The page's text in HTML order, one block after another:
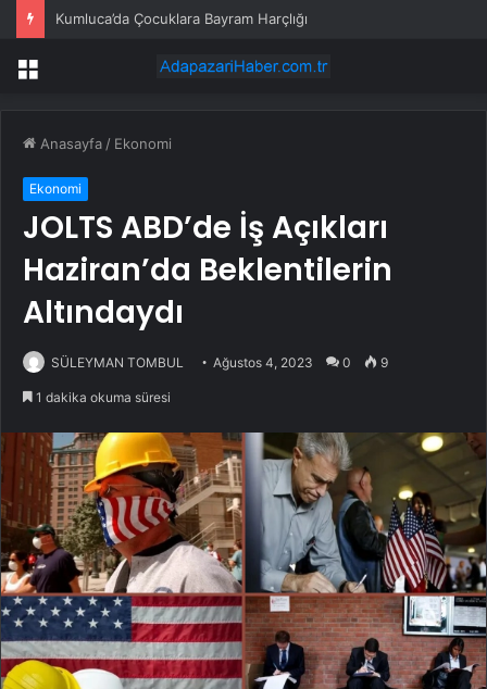
Kumluca’da Çocuklara Bayram Harçlığı
Menü
Anasayfa / Ekonomi
Ekonomi
JOLTS ABD’de İş Açıkları
Haziran’da Beklentilerin
Altındaydı
SÜLEYMAN TOMBUL Ağustos 4, 2023 0 9
1 dakika okuma süresi